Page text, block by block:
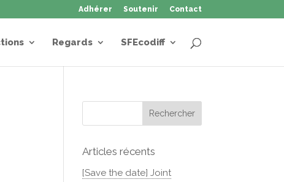
Adhérer Soutenir Contact
Regards SFEcodiff
Articles récents
[Save the date] Joint